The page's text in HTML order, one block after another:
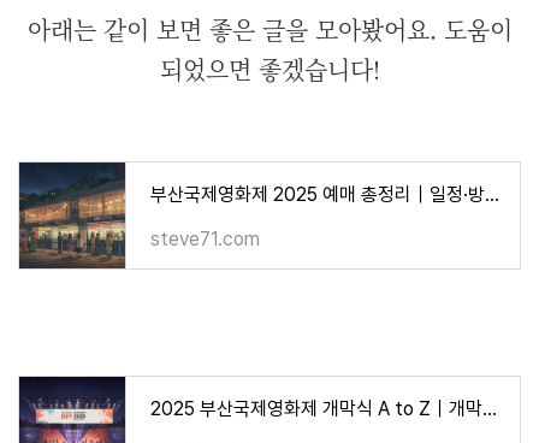
아래는 같이 보면 좋은 글을 모아봤어요. 도움이
되었으면 좋겠습니다!
부산국제영화제 2025 예매 총정리｜일정·방법·티켓팅 꿀팁
steve71.com
2025 부산국제영화제 개막식 A to Z｜개막작·사회자·레드카펫 총정리